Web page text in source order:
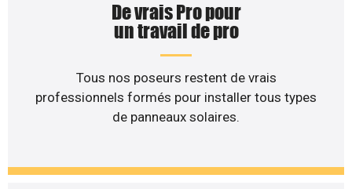
De vrais Pro pour
un travail de pro
Tous nos poseurs restent de vrais
professionnels formés pour installer tous types
de panneaux solaires.